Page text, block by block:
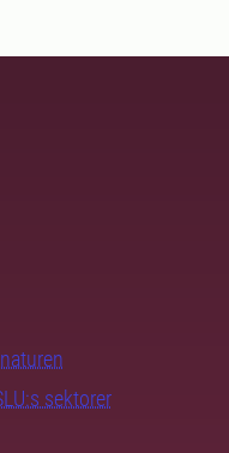
sektorer